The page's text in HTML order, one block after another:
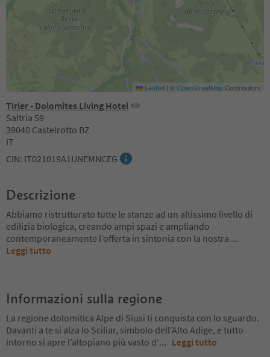
Tirler - Dolomites Living Hotel
Saltria 59
39040 Castelrotto BZ
IT
CIN: IT021019A1UNEMNCEG
Leaflet | ©OpenStreetMapContributors
Descrizione
Abbiamo ristrutturato tutte le stanze ad un altissimo livello di
edilizia biologica, creando ampi spazi e ampliando
contemporaneamente l’offerta in sintonia con la nostra ...
Leggi tutto
Informazioni sulla regione
La regione dolomitica Alpe di Siusi ti conquista con lo sguardo.
Davanti a te si alza lo Sciliar, simbolo dell’Alto Adige, e tutto
intorno si apre l’altopiano più vasto d’... Leggi tutto